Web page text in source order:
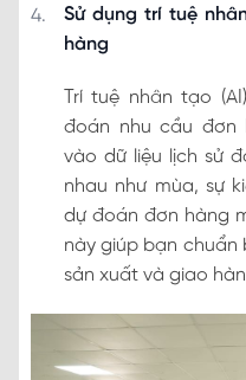
Sử dụng trí tuệ
hàng
Trí tuệ nhân tạo
đoán nhu cầu đơn
vào dữ liệu lịch sử
nhau như mùa, sự
dự đoán đơn hàng
này giúp bạn chuẩn
sản xuất và giao